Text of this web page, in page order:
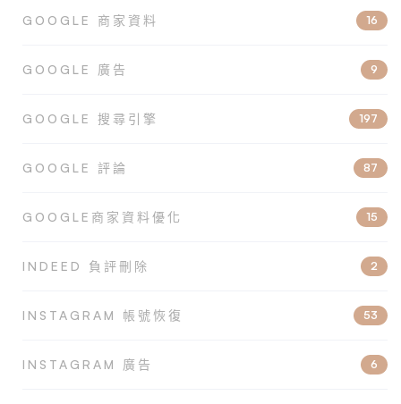
GOOGLE 商家資料 16
GOOGLE 廣告 9
GOOGLE 搜尋引擎 197
GOOGLE 評論 87
GOOGLE商家資料優化 15
INDEED 負評刪除 2
INSTAGRAM 帳號恢復 53
INSTAGRAM 廣告 6